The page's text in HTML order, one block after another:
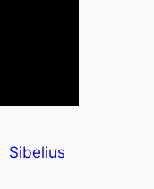
Sibelius